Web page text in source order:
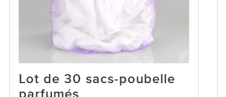
Lot de 30 sacs-poubelle